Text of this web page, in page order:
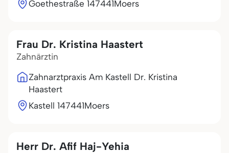
Goethestraße 147441Moers
Frau Dr. Kristina Haastert
Zahnärztin
Zahnarztpraxis Am Kastell Dr. Kristina
Haastert
Kastell 147441Moers
Herr Dr. Afif Haj-Yehia